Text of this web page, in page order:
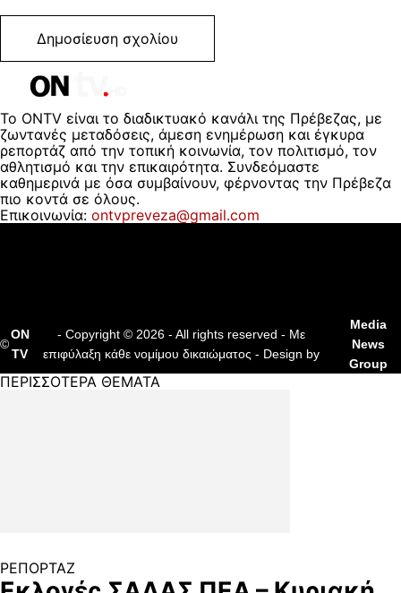
Το ONTV είναι το διαδικτυακό κανάλι της Πρέβεζας, με
ζωντανές μεταδόσεις, άμεση ενημέρωση και έγκυρα
ρεπορτάζ από την τοπική κοινωνία, τον πολιτισμό, τον
αθλητισμό και την επικαιρότητα. Συνδεόμαστε
καθημερινά με όσα συμβαίνουν, φέρνοντας την Πρέβεζα
πιο κοντά σε όλους.
Επικοινωνία: ontvpreveza@gmail.com
©
ON
TV
- Copyright © 2026 - All rights reserved - Με
επιφύλαξη κάθε νομίμου δικαιώματος - Design by
Media
News
Group
ΠΕΡΙΣΣΟΤΕΡΑ ΘΕΜΑΤΑ
ΡΕΠΟΡΤΑΖ